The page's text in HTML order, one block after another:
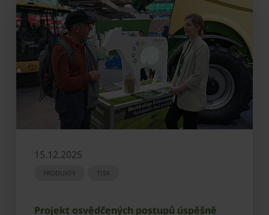
15.12.2025
PRODUKTY TISK
Projekt osvědčených postupů úspěšně